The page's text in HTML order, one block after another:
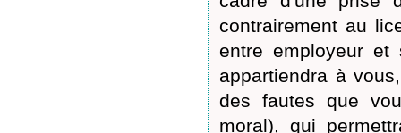
contrairement au
entre employeur
appartiendra à
des fautes que
moral), qui